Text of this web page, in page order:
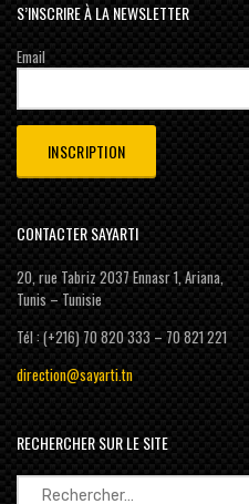
S’INSCRIRE À LA NEWSLETTER
Email
CONTACTER SAYARTI
20, rue Tabriz 2037 Ennasr 1, Ariana,
Tunis – Tunisie
Tél : (+216) 70 820 333 – 70 821 221
direction@sayarti.tn
RECHERCHER SUR LE SITE
Rechercher :